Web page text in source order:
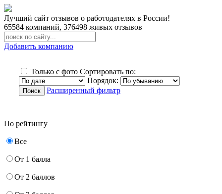
Лучший сайт отзывов о работодателях в России!
65584 компаний, 376498 живых отзывов
Добавить компанию
Только с фото Сортировать по:
Порядок:
Расширенный фильтр
По рейтингу
Все
От 1 балла
От 2 баллов